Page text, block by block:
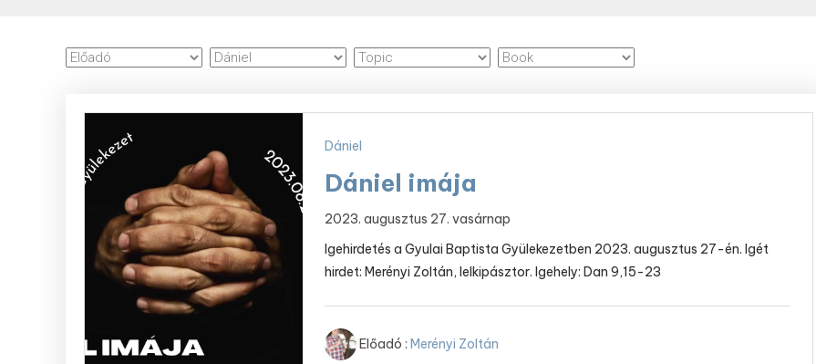
Dániel
Dániel imája
2023. augusztus 27. vasárnap
Igehirdetés a Gyulai Baptista Gyülekezetben 2023. augusztus 27-én. Igét
hirdet: Merényi Zoltán, lelkipásztor. Igehely: Dan 9,15-23
Előadó : Merényi Zoltán